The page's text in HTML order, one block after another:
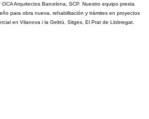
Arquitectos Barcelona, SCP. Nuestro equipo presta
para obra nueva, rehabilitación y trámites en proyectos
en Vilanova i la Geltrú, Sitges, El Prat de Llobregat.